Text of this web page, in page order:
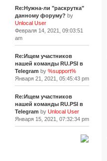
Re:Нужна-ли "раскрутка"
данному форуму? by
Unlocal User
Февраля 14, 2021, 09:03:51
am
Re:Ищем участников
нашей команды RU.PSI в
Telegram by %support%
Января 21, 2021, 05:45:43 pm
Re:Ищем участников
нашей команды RU.PSI в
Telegram by Unlocal User
Января 15, 2021, 07:32:34 pm